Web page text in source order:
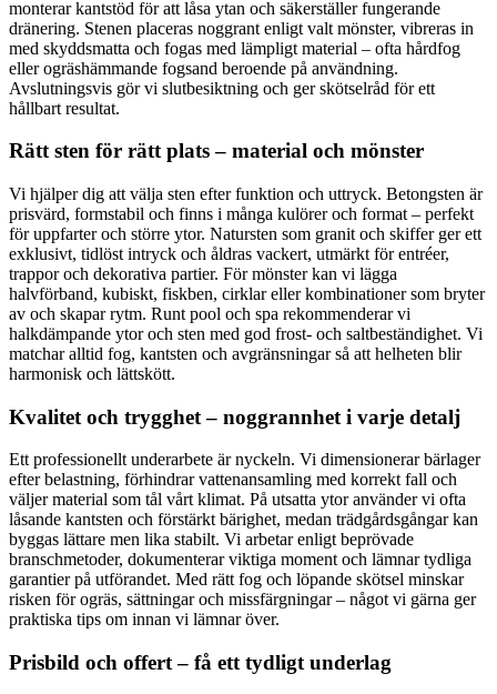
monterar kantstöd för att låsa ytan och säkerställer fungerande
dränering. Stenen placeras noggrant enligt valt mönster, vibreras in
med skyddsmatta och fogas med lämpligt material – ofta hårdfog
eller ogräshämmande fogsand beroende på användning.
Avslutningsvis gör vi slutbesiktning och ger skötselråd för ett
hållbart resultat.
Rätt sten för rätt plats – material och mönster
Vi hjälper dig att välja sten efter funktion och uttryck. Betongsten är
prisvärd, formstabil och finns i många kulörer och format – perfekt
för uppfarter och större ytor. Natursten som granit och skiffer ger ett
exklusivt, tidlöst intryck och åldras vackert, utmärkt för entréer,
trappor och dekorativa partier. För mönster kan vi lägga
halvförband, kubiskt, fiskben, cirklar eller kombinationer som bryter
av och skapar rytm. Runt pool och spa rekommenderar vi
halkdämpande ytor och sten med god frost- och saltbeständighet. Vi
matchar alltid fog, kantsten och avgränsningar så att helheten blir
harmonisk och lättskött.
Kvalitet och trygghet – noggrannhet i varje detalj
Ett professionellt underarbete är nyckeln. Vi dimensionerar bärlager
efter belastning, förhindrar vattenansamling med korrekt fall och
väljer material som tål vårt klimat. På utsatta ytor använder vi ofta
låsande kantsten och förstärkt bärighet, medan trädgårdsgångar kan
byggas lättare men lika stabilt. Vi arbetar enligt beprövade
branschmetoder, dokumenterar viktiga moment och lämnar tydliga
garantier på utförandet. Med rätt fog och löpande skötsel minskar
risken för ogräs, sättningar och missfärgningar – något vi gärna ger
praktiska tips om innan vi lämnar över.
Prisbild och offert – få ett tydligt underlag